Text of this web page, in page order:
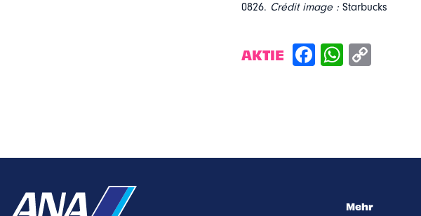
0826. Crédit image : Starbucks
AKTIE
Mehr